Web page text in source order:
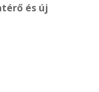
és új